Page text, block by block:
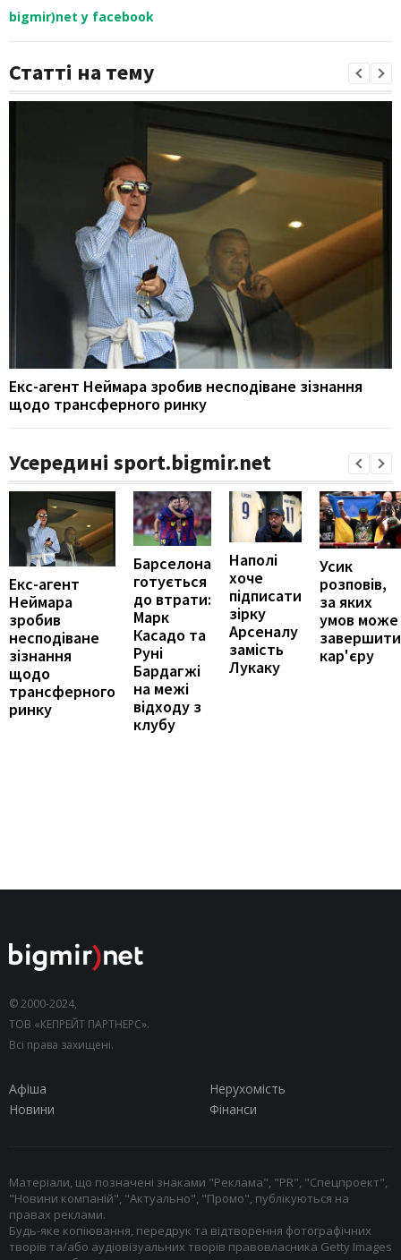
bigmir)net у facebook
Статті на тему
Екс-агент Неймара зробив несподіване зізнання
щодо трансферного ринку
Усередині sport.bigmir.net
Екс-агент
Неймара
зробив
несподіване
зізнання
щодо
трансферного
ринку
Барселона
готується
до втрати:
Марк
Касадо та
Руні
Бардагжі
на межі
відходу з
клубу
Наполі
хоче
підписати
зірку
Арсеналу
замість
Лукаку
Усик
розповів,
за яких
умов може
завершити
кар'єру
© 2000-2024,
ТОВ «КЕПРЕЙТ ПАРТНЕРС».
Всі права захищені.
Афіша
Нерухомість
Новини
Фінанси
Матеріали, що позначені знаками "Реклама", "PR", "Спецпроект",
"Новини компаній", "Актуально", "Промо", публікуються на
правах реклами.
Будь-яке копіювання, передрук та відтворення фотографічних
творів та/або аудіовізуальних творів правовласника Getty Images